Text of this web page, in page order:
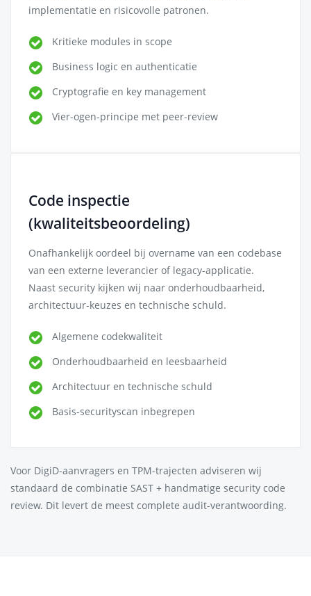
implementatie en risicovolle patronen.
Kritieke modules in scope
Business logic en authenticatie
Cryptografie en key management
Vier-ogen-principe met peer-review
Code inspectie
(kwaliteitsbeoordeling)
Onafhankelijk oordeel bij overname van een codebase
van een externe leverancier of legacy-applicatie.
Naast security kijken wij naar onderhoudbaarheid,
architectuur-keuzes en technische schuld.
Algemene codekwaliteit
Onderhoudbaarheid en leesbaarheid
Architectuur en technische schuld
Basis-securityscan inbegrepen
Voor DigiD-aanvragers en TPM-trajecten adviseren wij
standaard de combinatie SAST + handmatige security code
review. Dit levert de meest complete audit-verantwoording.